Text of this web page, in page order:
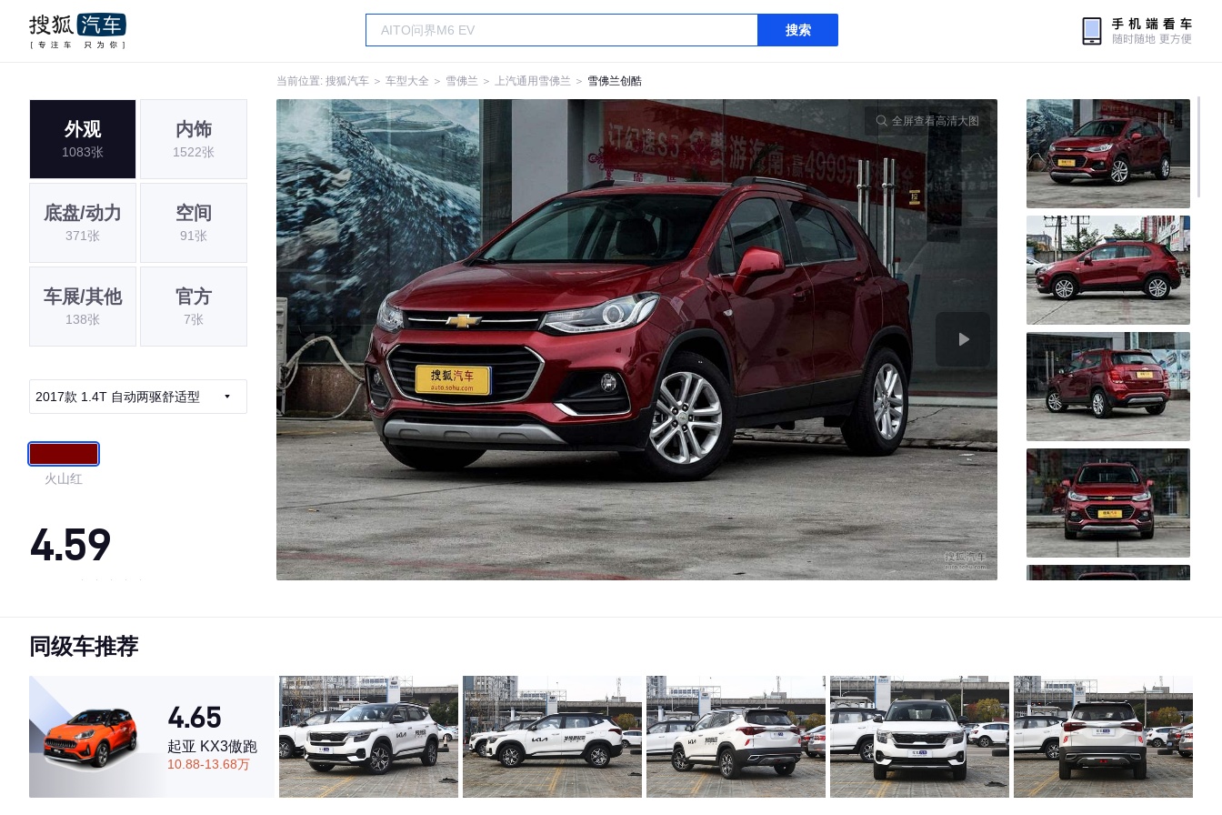
搜索
当前位置: 搜狐汽车 ＞ 车型大全 ＞ 雪佛兰 ＞ 上汽通用雪佛兰 ＞ 雪佛兰创酷
外观
1083张
内饰
1522张
底盘/动力
371张
空间
91张
车展/其他
138张
官方
7张
2017款 1.4T 自动两驱舒适型
火山红
4.59
·内饰表现一般，低于77%同级车
·空间表现一般，低于60%同级车
全屏查看高清大图
同级车推荐
4.65
起亚 KX3傲跑
10.88-13.68万